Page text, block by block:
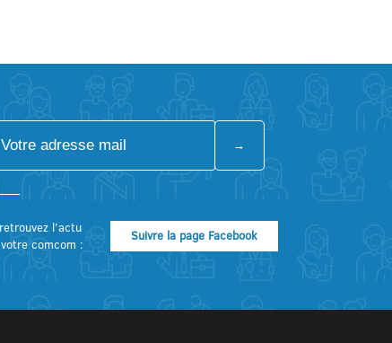
l’actu
comcom :
Suivre la page Facebook